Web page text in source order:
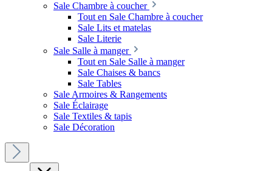
Sale Chambre à coucher
Tout en Sale Chambre à coucher
Sale Lits et matelas
Sale Literie
Sale Salle à manger
Tout en Sale Salle à manger
Sale Chaises & bancs
Sale Tables
Sale Armoires & Rangements
Sale Éclairage
Sale Textiles & tapis
Sale Décoration